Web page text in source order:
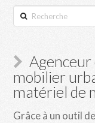
Recherche
Agenceur
mobilier
matériel de
Grâce à un outil